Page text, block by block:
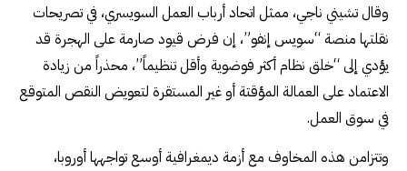
وقال تشيني ناجي، ممثل اتحاد أرباب العمل السويسري، في تصريحات
نقلتها منصة “سويس إنفو”، إن فرض قيود صارمة على الهجرة قد
يؤدي إلى “خلق نظام أكثر فوضوية وأقل تنظيماً”، محذراً من زيادة
الاعتماد على العمالة المؤقتة أو غير المستقرة لتعويض النقص المتوقع
في سوق العمل.
وتتزامن هذه المخاوف مع أزمة ديمغرافية أوسع تواجهها أوروبا،